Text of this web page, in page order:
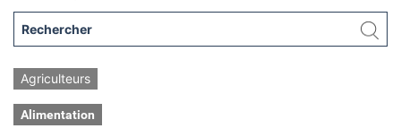
Agriculteurs
Alimentation